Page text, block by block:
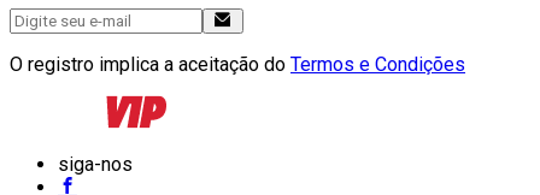
O registro implica a aceitação do Termos e Condições
siga-nos